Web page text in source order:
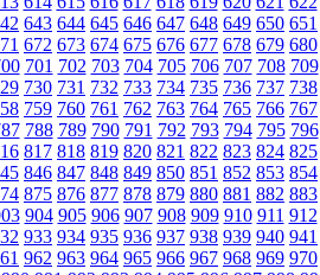
643 644 645 646 647 648 649 650 651
672 673 674 675 676 677 678 679 680
701 702 703 704 705 706 707 708 709
730 731 732 733 734 735 736 737 738
759 760 761 762 763 764 765 766 767
788 789 790 791 792 793 794 795 796
817 818 819 820 821 822 823 824 825
846 847 848 849 850 851 852 853 854
875 876 877 878 879 880 881 882 883
904 905 906 907 908 909 910 911 912
933 934 935 936 937 938 939 940 941
962 963 964 965 966 967 968 969 970